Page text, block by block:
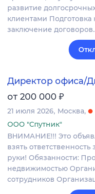
развитие
клиентами
заключение
Директор офиса/
от 200 000 ₽
21 июля 2026 Москва
ООО "Спутник"
ВНИМАНИЕ!!! Это
взять
руки! Обязанности:
недвижимостью
сотрудников